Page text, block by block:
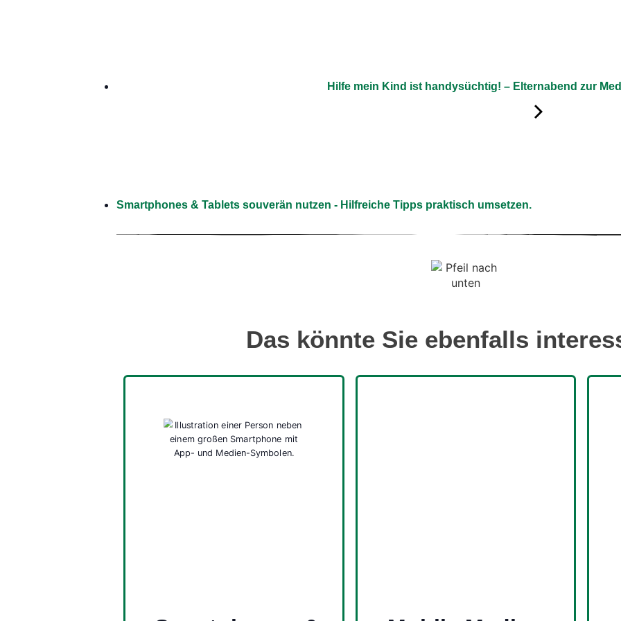
Hilfe mein Kind ist handysüchtig! – Elternabend zur
Smartphones & Tablets souverän nutzen - Hilfreiche Tipps praktisch umsetzen.
Das könnte Sie ebenfalls